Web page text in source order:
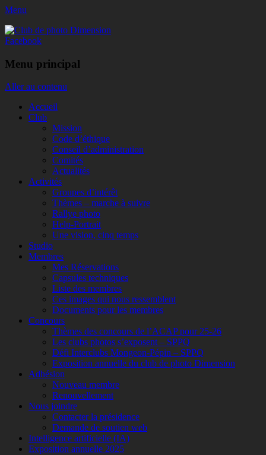
Menu
Club de photo Dimension
Facebook
Menu principal
Aller au contenu
Accueil
Club
Mission
Code d’éthique
Conseil d’administration
Comités
Actualités
Activités
Groupes d’intérêt
Thèmes – marche à suivre
Rallye photo
Help-Portrait
Une vision, cinq temps
Studio
Membres
Mes Réservations
Capsules techniques
Liste des membres
Ces images qui nous ressemblent
Documents pour les membres
Concours
Thèmes des concours de l’ACAP pour 25-26
Les clubs photos s’exposent – SPPQ
Défi Interclubs Mongeon-Pépin – SPPQ
Exposition annuelle du club de photo Dimension
Adhésion
Nouveau membre
Renouvellement
Nous joindre
Contacter la présidence
Demande de soutien web
Intelligence artificielle (IA)
Exposition annuelle 2025